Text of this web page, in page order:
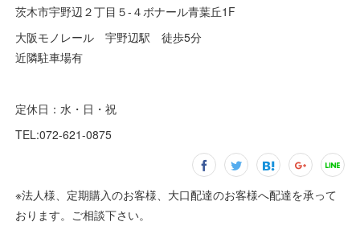
茨木市宇野辺２丁目５-４ボナール青葉丘1F
大阪モノレール 宇野辺駅 徒歩5分
近隣駐車場有
定休日：水・日・祝
TEL:072-621-0875
※法人様、定期購入のお客様、大口配達のお客様へ配達を承って
おります。ご相談下さい。